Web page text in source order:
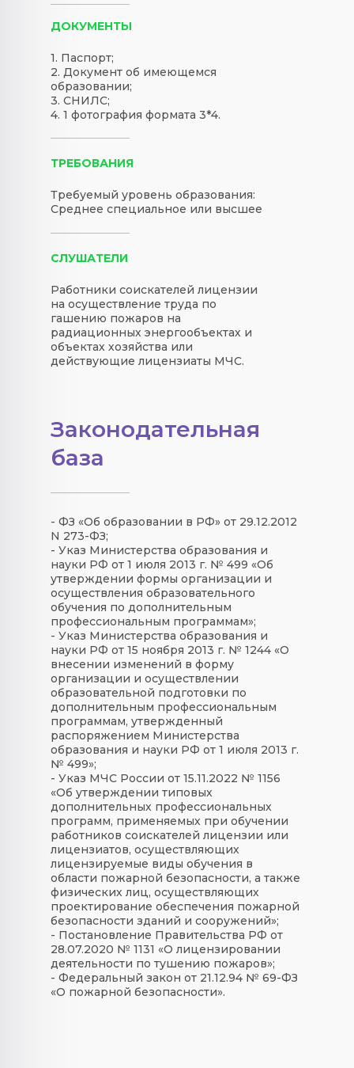
ДОКУМЕНТЫ
СЛУШАТЕЛИ
ТРЕБОВАНИЯ
1. Паспорт;
2. Документ об имеющемся
образовании;
3. СНИЛС;
4. 1 фотография формата 3*4.
Работники соискателей лицензии
на осуществление труда по
гашению пожаров на
радиационных энергообъектах и
объектах хозяйства или
действующие лицензиаты МЧС.
Требуемый уровень образования:
Среднее специальное или высшее
Законодательная
база
- ФЗ «Об образовании в РФ» от 29.12.2012
N 273-ФЗ;
- Указ Министерства образования и
науки РФ от 1 июля 2013 г. № 499 «Об
утверждении формы организации и
осуществления образовательного
обучения по дополнительным
профессиональным программам»;
- Указ Министерства образования и
науки РФ от 15 ноября 2013 г. № 1244 «О
внесении изменений в форму
организации и осуществлении
образовательной подготовки по
дополнительным профессиональным
программам, утвержденный
распоряжением Министерства
образования и науки РФ от 1 июля 2013 г.
№ 499»;
- Указ МЧС России от 15.11.2022 № 1156
«Об утверждении типовых
дополнительных профессиональных
программ, применяемых при обучении
работников соискателей лицензии или
лицензиатов, осуществляющих
лицензируемые виды обучения в
области пожарной безопасности, а также
физических лиц, осуществляющих
проектирование обеспечения пожарной
безопасности зданий и сооружений»;
- Постановление Правительства РФ от
28.07.2020 № 1131 «О лицензировании
деятельности по тушению пожаров»;
- Федеральный закон от 21.12.94 № 69-ФЗ
«О пожарной безопасности».